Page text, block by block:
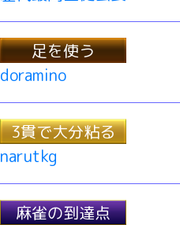
足を使う
doramino
3貫で大分粘る
narutkg
麻雀の到達点